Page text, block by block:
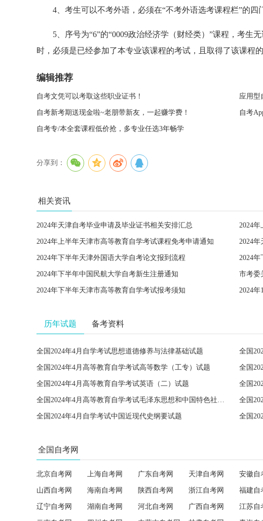
4、考生可以不考外语，必须在“不考外语选考课程栏”的四
5、序号为“6”的“0009政治经济学（财经类）”课程，考生
时，必须是已经参加了本专业该课程的考试，且取得了该课程的
编辑推荐
自考文凭可以考取这些职业证书！ 应用型
自考新考期送现金啦~老朋带新友，一起赚学费！ 自考
自考专/本全套课程低价抢，多专业任选3年畅学
分享到：
相关资讯
2024年天津自考毕业申请及毕业证书相关安排汇总 2024
2024年上半年天津市高等教育自学考试课程免考申请通知 2024
2024年下半年天津外国语大学自考论文报到流程
2024年下半年中国民航大学自考新生注册通知 市考委
2024年下半年天津市高等教育自学考试报考须知 2024
历年试题 备考资料
全国2024年4月自学考试思想道德修养与法律基础试题
全国2024年4月高等教育自学考试高等数学（工专）试题 全国
全国2024年4月高等教育自学考试英语（二）试题 全国
全国2024年4月高等教育自学考试毛泽东思想和中国特色社会主义理论体系概论试题 全国
全国2024年4月自学考试中国近现代史纲要试题 全国
全国自考网
北京自考网 上海自考网 广东自考网 天津自考网 安徽自
山西自考网 海南自考网 陕西自考网 浙江自考网 福建自
辽宁自考网 湖南自考网 河北自考网 广西自考网 江苏自